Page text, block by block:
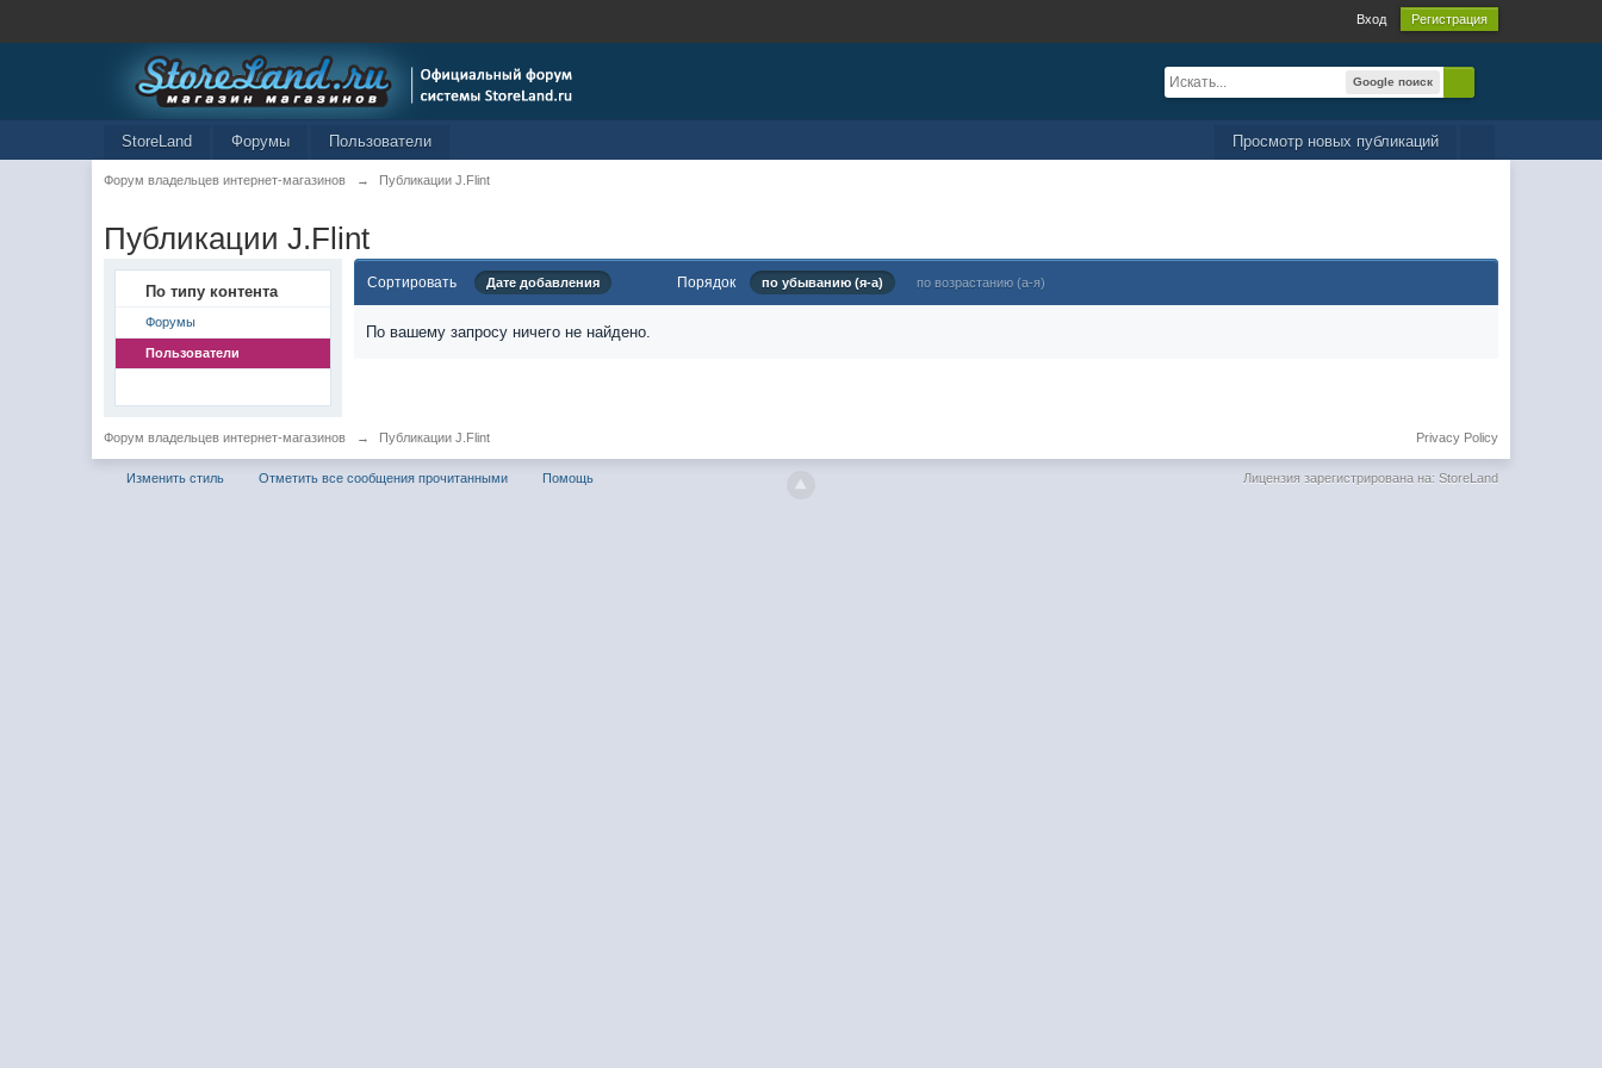
Вход Регистрация
Google поиск
Просмотр новых публикаций
StoreLand Форумы Пользователи
Форум владельцев интернет-магазинов → Публикации J.Flint
Публикации J.Flint
По типу контента
Форумы
Пользователи
Сортировать Дате добавления Порядок по убыванию (я-а) по возрастанию (а-я)
По вашему запросу ничего не найдено.
Форум владельцев интернет-магазинов → Публикации J.Flint Privacy Policy
Изменить стиль Отметить все сообщения прочитанными Помощь Лицензия зарегистрирована на: StoreLand